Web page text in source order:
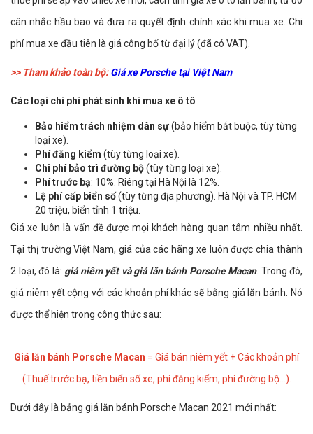
cân nhắc hầu bao và đưa ra quyết định chính xác khi mua xe. Chi
phí mua xe đầu tiên là giá công bố từ đại lý (đã có VAT).
>> Tham khảo toàn bộ: Giá xe Porsche tại Việt Nam
Các loại chi phí phát sinh khi mua xe ô tô
Bảo hiểm trách nhiệm dân sự(bảo hiểm bắt buộc, tùy từng
loại xe).
Phí đăng kiểm (tùy từng loại xe).
Chi phí bảo trì đường bộ(tùy từng loại xe).
Phí trước bạ: 10%. Riêng tại Hà Nội là 12%.
Lệ phí cấp biển số(tùy từng địa phương). Hà Nội và TP. HCM
20 triệu, biển tỉnh 1 triệu.
Giá xe luôn là vấn đề được mọi khách hàng quan tâm nhiều nhất.
Tại thị trường Việt Nam, giá của các hãng xe luôn được chia thành
2 loại, đó là: giá niêm yết và giá lăn bánh Porsche Macan. Trong đó,
giá niêm yết cộng với các khoản phí khác sẽ bằng giá lăn bánh. Nó
được thể hiện trong công thức sau:
Giá lăn bánh Porsche Macan = Giá bán niêm yết + Các khoản phí
(Thuế trước bạ, tiền biển số xe, phí đăng kiểm, phí đường bộ…).
Dưới đây là bảng giá lăn bánh Porsche Macan 2021 mới nhất: